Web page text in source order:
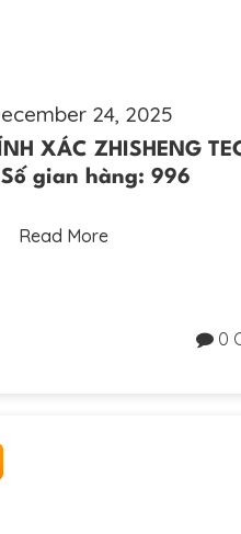
24, 2025
XÁC ZHISHENG
gian hàng: 996
Read More
0